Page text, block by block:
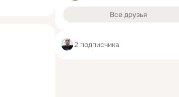
Все друзья
2 подписчика